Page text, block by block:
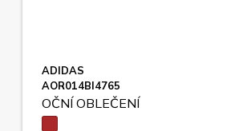
ADIDAS
AOR014BI4765
OČNÍ OBLEČENÍ